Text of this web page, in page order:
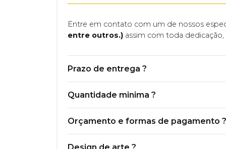
Entre em contato com um de nossos
entre outros.) assim com toda
Prazo de entrega ?
Quantidade minima ?
Orçamento e formas de pagamento ?
Design de arte ?